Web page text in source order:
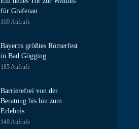
für Grafenau
169 Aufrufe
Bayerns größtes Römerfest
in Bad Gögging
185 Aufrufe
Barrierefrei von der
Beratung bis hin zum
Erlebnis
149 Aufrufe